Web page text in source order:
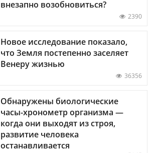
внезапно возобновиться?
2390
Новое исследование показало,
что Земля постепенно заселяет
Венеру жизнью
36356
Обнаружены биологические
часы-хронометр организма —
когда они выходят из строя,
развитие человека
останавливается